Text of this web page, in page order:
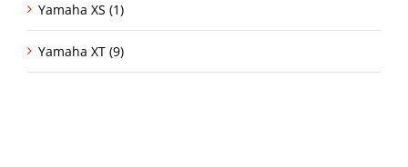
Yamaha XS (1)
Yamaha XT (9)